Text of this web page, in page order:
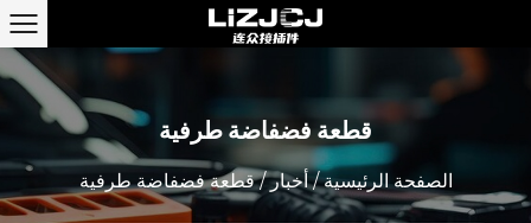
قطعة فضفاضة طرفية
الصفحة الرئيسية/أخبار/قطعة فضفاضة طرفية